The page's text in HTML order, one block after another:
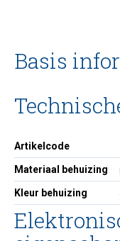
Basis
Artikelcode
Materiaal behuizing
Kleur behuizing